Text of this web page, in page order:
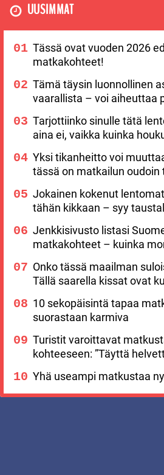
UUSIMMAT
Tässä ovat vuoden 2026
matkakohteet!
Tämä täysin luonnollinen
vaarallista – voi aiheuttaa
Tarjottiinko sinulle tätä
aina ei, vaikka kuinka
Yksi tikanheitto voi
tässä on matkailun oudoin
Jokainen kokenut
tähän kikkaan – syy
Jenkkisivusto listasi
matkakohteet – kuinka
Onko tässä maailman
Tällä saarella kissat ovat
10 sekopäisintä tapaa
suorastaan karmiva
Turistit varoittavat
kohteeseen: ”Täyttä
Yhä useampi matkustaa